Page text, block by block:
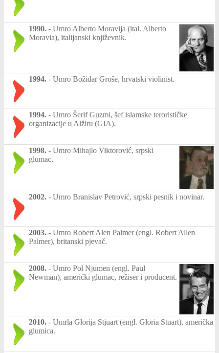
1990. - Umro Alberto Moravija (ital. Alberto
Moravia), italijanski književnik.
1994. - Umro Božidar Groše, hrvatski violinist.
1994. - Umro Šerif Guzmi, šef islamske terorističke
organizacije u Alžiru (GIA).
1998. - Umro Mihajlo Viktorović, srpski
glumac.
2002. - Umro Branislav Petrović, srpski pesnik i novinar.
2003. - Umro Robert Alen Palmer (engl. Robert Allen
Palmer), britanski pjevač.
2008. - Umro Pol Njumen (engl. Paul
Newman), američki glumac, režiser i producent.
2010. - Umrla Glorija Stjuart (engl. Gloria Stuart), američka
glumica.